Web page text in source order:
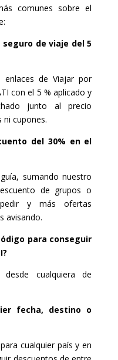
comunes sobre el
de viaje del 5
de Viajar por
con el 5 % aplicado y
junto al precio
ni cupones.
del 30% en el
sumando nuestro
de grupos o
y más ofertas
avisando.
para conseguir
cualquiera de
fecha, destino o
cualquier país y en